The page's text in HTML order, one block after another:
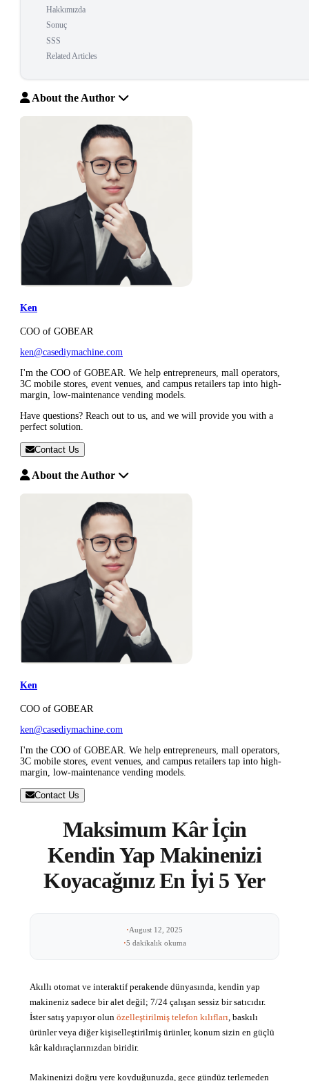
Hakkımızda
Sonuç
SSS
Related Articles
About the Author
Ken
COO of GOBEAR
ken@casediymachine.com
I'm the COO of GOBEAR. We help entrepreneurs, mall operators,
3C mobile stores, event venues, and campus retailers tap into high-
margin, low-maintenance vending models.
Have questions? Reach out to us, and we will provide you with a
perfect solution.
Contact Us
About the Author
Ken
COO of GOBEAR
ken@casediymachine.com
I'm the COO of GOBEAR. We help entrepreneurs, mall operators,
3C mobile stores, event venues, and campus retailers tap into high-
margin, low-maintenance vending models.
Contact Us
Maksimum Kâr İçin
Kendin Yap Makinenizi
Koyacağınız En İyi 5 Yer
·August 12, 2025
·5 dakikalık okuma
Akıllı otomat ve interaktif perakende dünyasında, kendin yap
makineniz sadece bir alet değil; 7/24 çalışan sessiz bir satıcıdır.
İster satış yapıyor olun özelleştirilmiş telefon kılıfları, baskılı
ürünler veya diğer kişiselleştirilmiş ürünler, konum sizin en güçlü
kâr kaldıraçlarınızdan biridir.
Makinenizi doğru yere koyduğunuzda, gece gündüz terlemeden